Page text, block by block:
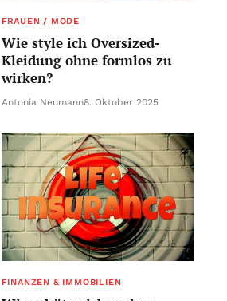
FRAUEN / MODE
Wie style ich Oversized-
Kleidung ohne formlos zu
wirken?
Antonia Neumann8. Oktober 2025
FINANZEN & IMMOBILIEN